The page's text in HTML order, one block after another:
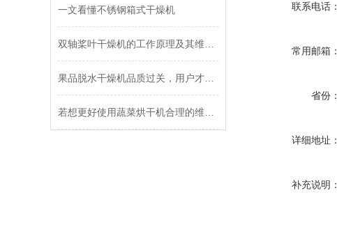
一文看懂不锈钢箱式干燥机 联系电话：
常用邮箱：
省份：
详细地址：
补充说明：